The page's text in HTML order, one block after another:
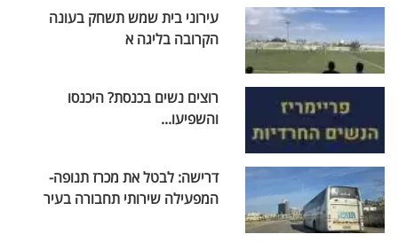
עירוני בית שמש תשחק בעונה
הקרובה בליגה א
רוצים נשים בכנסת? היכנסו
והשפיעו...
דרישה: לבטל את מכרז תנופה-
המפעילה שירותי תחבורה בעיר